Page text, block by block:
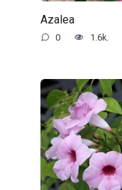
Azalea
0 1.6k.